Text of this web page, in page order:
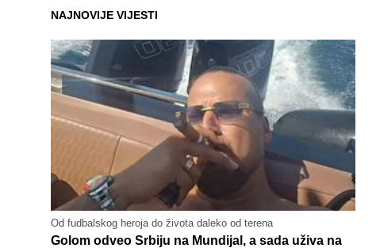
NAJNOVIJE VIJESTI
Od fudbalskog heroja do života daleko od terena
Golom odveo Srbiju na Mundijal, a sada uživa na